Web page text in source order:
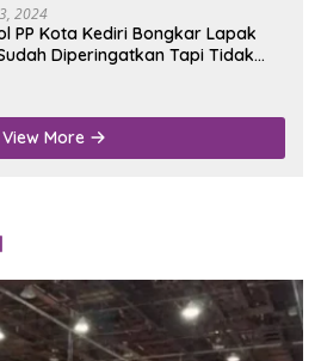
2024
PP Kota Kediri Bongkar Lapak
Diperingatkan Tapi Tidak
View More